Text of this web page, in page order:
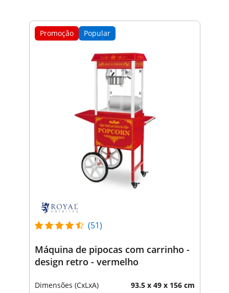
Promoção Popular
(51)
Máquina de pipocas com carrinho -
design retro - vermelho
Dimensões (CxLxA) 93.5 x 49 x 156 cm